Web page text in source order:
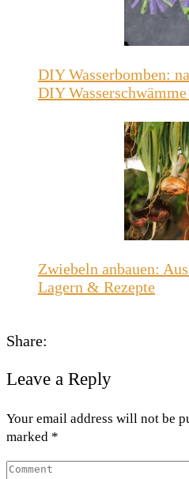
DIY Wasserbomben:
DIY
Zwiebeln anbauen:
Lagern & Rezepte
Share:
Leave a Reply
Your email address will not be
marked *